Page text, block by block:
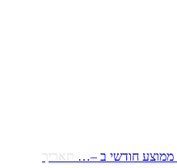
תאריך